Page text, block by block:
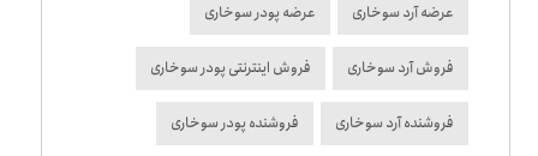
عرضه آرد سوخاری عرضه پودر سوخاری
فروش آرد سوخاری فروش اینترنتی پودر سوخاری
فروشنده آرد سوخاری فروشنده پودر سوخاری